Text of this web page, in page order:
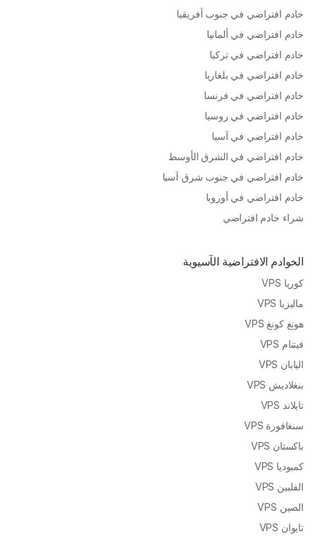
خادم افتراضي في جنوب أفريقيا
خادم افتراضي في ألمانيا
خادم افتراضي في تركيا
خادم افتراضي في بلغاريا
خادم افتراضي في فرنسا
خادم افتراضي في روسيا
خادم افتراضي في آسيا
خادم افتراضي في الشرق الأوسط
خادم افتراضي في جنوب شرق آسيا
خادم افتراضي في أوروبا
شراء خادم افتراضي
الخوادم الافتراضية الآسيوية
كوريا VPS
ماليزيا VPS
هونغ كونغ VPS
فيتنام VPS
اليابان VPS
بنغلاديش VPS
تايلاند VPS
سنغافورة VPS
باكستان VPS
كمبوديا VPS
الفلبين VPS
الصين VPS
تايوان VPS